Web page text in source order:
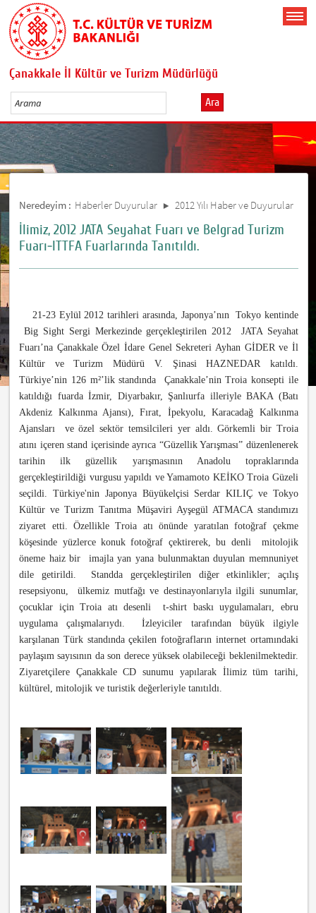
Çanakkale İl Kültür ve Turizm Müdürlüğü
Ara
Neredeyim : Haberler Duyurular 2012 Yılı Haber ve Duyurular
İlimiz, 2012 JATA Seyahat Fuarı ve Belgrad Turizm
Fuarı-ITTFA Fuarlarında Tanıtıldı.
21-23 Eylül 2012 tarihleri arasında, Japonya’nın Tokyo kentinde
Big Sight Sergi Merkezinde gerçekleştirilen 2012 JATA Seyahat
Fuarı’na Çanakkale Özel İdare Genel Sekreteri Ayhan GİDER ve İl
Kültür ve Turizm Müdürü V. Şinasi HAZNEDAR katıldı.
Türkiye’nin 126 m²’lik standında
Çanakkale’nin Troia konsepti ile
katıldığı fuarda İzmir, Diyarbakır, Şanlıurfa illeriyle BAKA (Batı
Akdeniz Kalkınma Ajansı), Fırat, İpekyolu, Karacadağ Kalkınma
Ajansları ve özel sektör temsilcileri yer aldı. Görkemli bir Troia
atını içeren stand içerisinde ayrıca “Güzellik Yarışması” düzenlenerek
tarihin ilk güzellik yarışmasının Anadolu topraklarında
gerçekleştirildiği vurgusu yapıldı ve Yamamoto KEİKO Troia Güzeli
seçildi. Türkiye'nin Japonya Büyükelçisi Serdar KILIÇ ve Tokyo
Kültür ve Turizm Tanıtma Müşaviri Ayşegül ATMACA standımızı
ziyaret etti. Özellikle Troia atı önünde yaratılan fotoğraf çekme
köşesinde yüzlerce konuk fotoğraf çektirerek, bu denli mitolojik
öneme haiz bir imajla yan yana bulunmaktan duyulan memnuniyet
dile getirildi. Standda gerçekleştirilen diğer etkinlikler; açılış
resepsiyonu, ülkemiz mutfağı ve destinayonlarıyla ilgili sunumlar,
çocuklar için Troia atı desenli t-shirt baskı uygulamaları, ebru
uygulama çalışmalarıydı. İzleyiciler tarafından büyük ilgiyle
karşılanan Türk standında çekilen fotoğrafların internet ortamındaki
paylaşım sayısının da son derece yüksek olabileceği beklenilmektedir.
Ziyaretçilere Çanakkale CD sunumu yapılarak İlimiz tüm tarihi,
kültürel, mitolojik ve turistik değerleriyle tanıtıldı.